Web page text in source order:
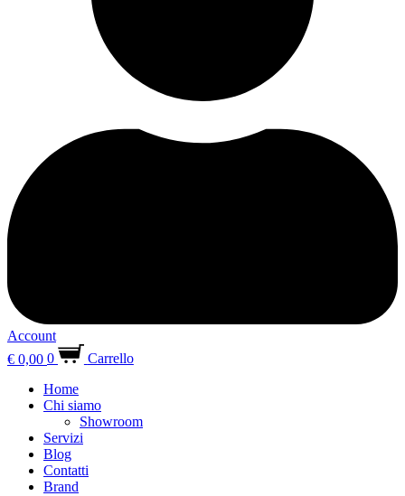
Account
€ 0,00 0
Carrello
Home
Chi siamo
Showroom
Servizi
Blog
Contatti
Brand